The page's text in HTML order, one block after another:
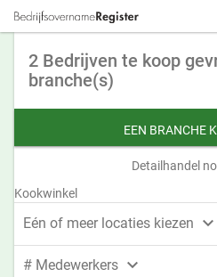
2 Bedrijven te koop
branche(s)
EEN BRANCHE
Detailhandel
Kookwinkel
Eén of meer locaties kiezen 
# Medewerkers 